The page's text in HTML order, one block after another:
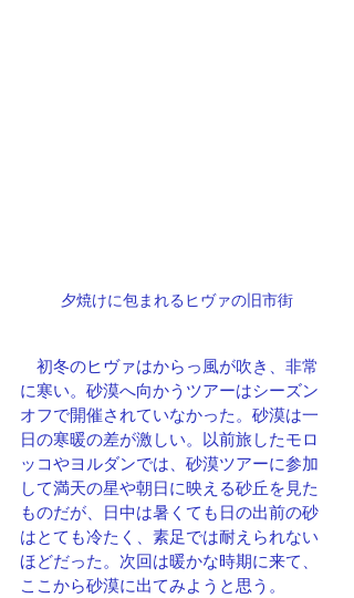
夕焼けに包まれるヒヴァの旧市街
初冬のヒヴァはからっ風が吹き、非常
に寒い。砂漠へ向かうツアーはシーズン
オフで開催されていなかった。砂漠は一
日の寒暖の差が激しい。以前旅したモロ
ッコやヨルダンでは、砂漠ツアーに参加
して満天の星や朝日に映える砂丘を見た
ものだが、日中は暑くても日の出前の砂
はとても冷たく、素足では耐えられない
ほどだった。次回は暖かな時期に来て、
ここから砂漠に出てみようと思う。